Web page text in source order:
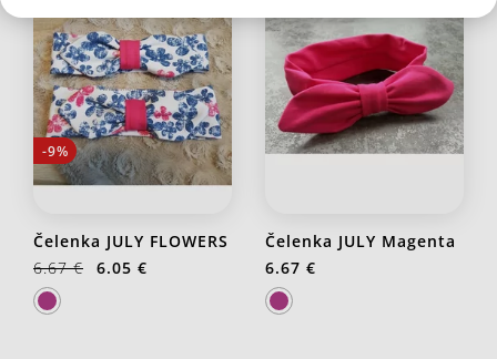
-9%
Čelenka JULY FLOWERS
6.67 €
6.05 €
Čelenka JULY Magenta
6.67 €